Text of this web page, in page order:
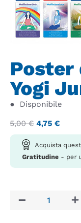
Poster
Yogi
● Disponibile
5,00€ 4,75 €
Acquista
Gratitudine - per